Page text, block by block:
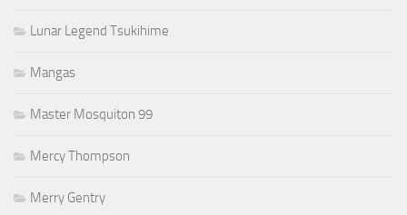
Lunar Legend Tsukihime
Mangas
Master Mosquiton 99
Mercy Thompson
Merry Gentry